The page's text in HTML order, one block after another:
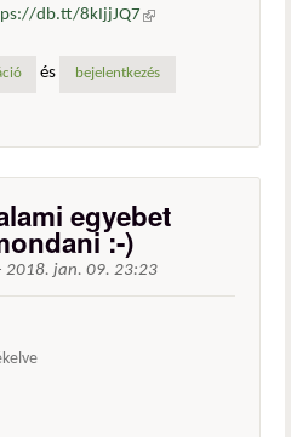
db.tt/8kIjjJQ7 (külső
és bejelentkezés
egyebet
:-)
2018. jan. 09. 23:23